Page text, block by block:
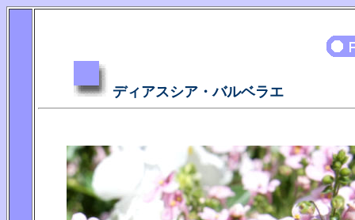
ディアスシア・バルベラエ